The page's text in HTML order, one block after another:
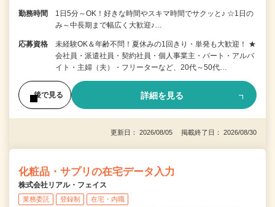
勤務時間
1日5分～OK！好きな時間やスキマ時間でサクッと♪ ☆1日の
み～中長期まで幅広く大歓迎♪…
応募資格
未経験OK＆年齢不問！夏休みの1回きり・単発も大歓迎！ ★
会社員・派遣社員・契約社員・個人事業主・パート・アルバ
イト・主婦（夫）・フリーターなど、20代～50代…
後で見る 詳細を見る
更新日： 2026/08/05 掲載終了日： 2026/08/30
化粧品・サプリの在宅データ入力
株式会社リアル・フェイス
業務委託 登録制 在宅・内職